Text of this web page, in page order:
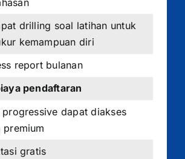
drilling soal latihan untuk
kemampuan diri
report bulanan
pendaftaran
dapat diakses
premium
gratis